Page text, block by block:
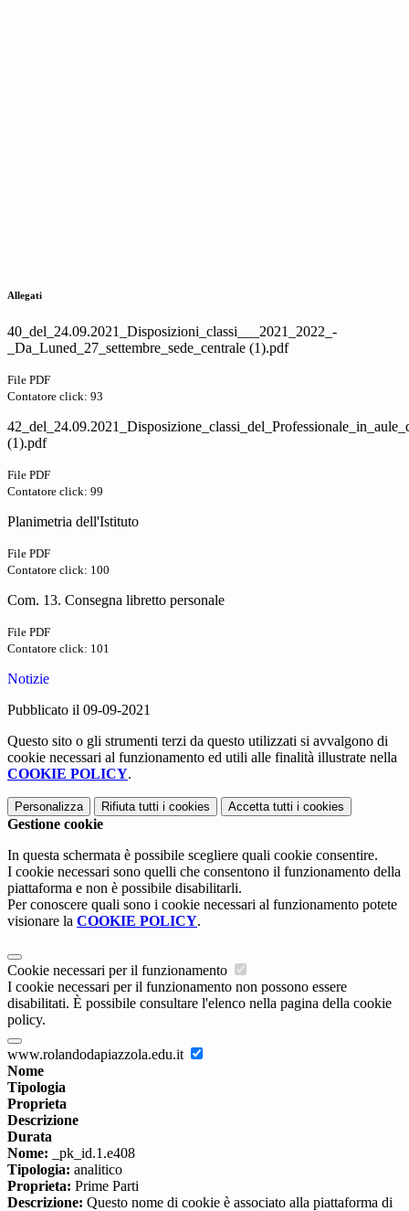
Allegati
40_del_24.09.2021_Disposizioni_classi___2021_2022_-
_Da_Luned_27_settembre_sede_centrale (1).pdf
File PDF
Contatore click: 93
(1).pdf
File PDF
Contatore click: 99
Planimetria dell'Istituto
File PDF
Contatore click: 100
Com. 13. Consegna libretto personale
File PDF
Contatore click: 101
Notizie
Pubblicato il 09-09-2021
Questo sito o gli strumenti terzi da questo utilizzati si avvalgono di
cookie necessari al funzionamento ed utili alle finalità illustrate nella
COOKIE POLICY.
Personalizza Rifiuta tutti i cookies Accetta tutti i cookies
Gestione cookie
In questa schermata è possibile scegliere quali cookie consentire.
I cookie necessari sono quelli che consentono il funzionamento della
piattaforma e non è possibile disabilitarli.
Per conoscere quali sono i cookie necessari al funzionamento potete
visionare la COOKIE POLICY.
Cookie necessari per il funzionamento
I cookie necessari per il funzionamento non possono essere
disabilitati. È possibile consultare l'elenco nella pagina della cookie
policy.
www.rolandodapiazzola.edu.it
Nome
Tipologia
Proprieta
Descrizione
Durata
Nome: _pk_id.1.e408
Tipologia: analitico
Proprieta: Prime Parti
Descrizione: Questo nome di cookie è associato alla piattaforma di